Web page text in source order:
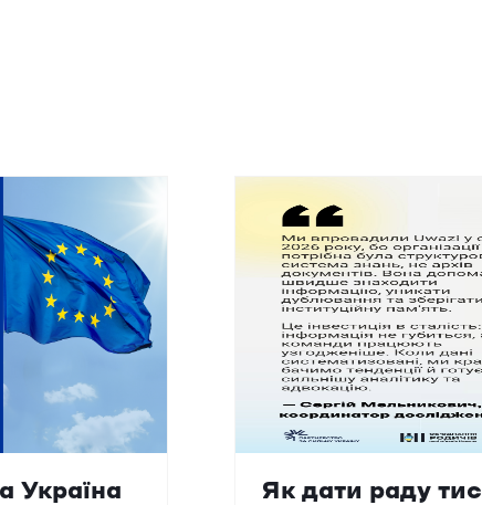
Україна
Як дати раду